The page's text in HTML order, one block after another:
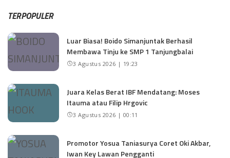
TERPOPULER
Luar Biasa! Boido Simanjuntak Berhasil
Membawa Tinju ke SMP 1 Tanjungbalai
3 Agustus 2026 | 19:23
Juara Kelas Berat IBF Mendatang: Moses
Itauma atau Filip Hrgovic
3 Agustus 2026 | 00:11
Promotor Yosua Taniasurya Coret Oki Akbar,
Iwan Key Lawan Pengganti